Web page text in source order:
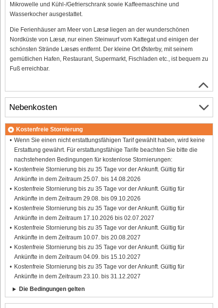
Mikrowelle und Kühl-/Gefrierschrank sowie Kaffeemaschine und
Wasserkocher ausgestattet.
Die Ferienhäuser am Meer von Læsø liegen an der wunderschönen
Nordküste von Læsø, nur einen Steinwurf vom Kattegat und einigen der
schönsten Strände Læsøs entfernt. Der kleine Ort Østerby, mit seinem
gemütlichen Hafen, Restaurant, Supermarkt, Fischladen etc., ist bequem zu
Fuß erreichbar.
Nebenkosten
Kostenfreie Stornierung
Wenn Sie einen nicht erstattungsfähigen Tarif gewählt haben, wird keine
Erstattung gewährt. Für erstattungsfähige Tarife beachten Sie bitte die
nachstehenden Bedingungen für kostenlose Stornierungen:
Kostenfreie Stornierung bis zu 35 Tage vor der Ankunft. Gültig für
Ankünfte in dem Zeitraum 25.07. bis 14.08.2026
Kostenfreie Stornierung bis zu 35 Tage vor der Ankunft. Gültig für
Ankünfte in dem Zeitraum 29.08. bis 09.10.2026
Kostenfreie Stornierung bis zu 35 Tage vor der Ankunft. Gültig für
Ankünfte in dem Zeitraum 17.10.2026 bis 02.07.2027
Kostenfreie Stornierung bis zu 35 Tage vor der Ankunft. Gültig für
Ankünfte in dem Zeitraum 10.07. bis 20.08.2027
Kostenfreie Stornierung bis zu 35 Tage vor der Ankunft. Gültig für
Ankünfte in dem Zeitraum 04.09. bis 15.10.2027
Kostenfreie Stornierung bis zu 35 Tage vor der Ankunft. Gültig für
Ankünfte in dem Zeitraum 23.10. bis 31.12.2027
Die Bedingungen gelten